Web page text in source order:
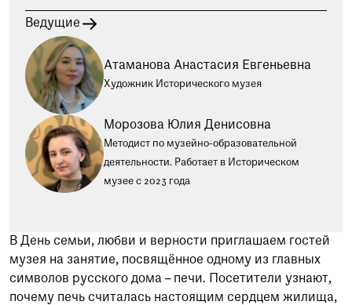
В День семьи, любви и верности приглашаем гостей
музея на занятие, посвящённое одному из главных
символов русского дома – печи. Посетители узнают,
почему печь считалась настоящим сердцем жилища,
Ведущие
Атаманова Анастасия Евгеньевна
Художник Исторического музея
Морозова Юлия Денисовна
Методист по музейно-образовательной
деятельности. Работает в Историческом
музее с 2023 года